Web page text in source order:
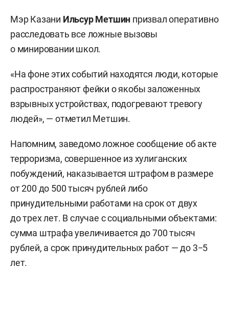
Мэр Казани Ильсур Метшин призвал оперативно
расследовать все ложные вызовы
о минировании школ.
«На фоне этих событий находятся люди, которые
распространяют фейки о якобы заложенных
взрывных устройствах, подогревают тревогу
людей», — отметил Метшин.
Напомним, заведомо ложное сообщение об акте
терроризма, совершенное из хулиганских
побуждений, наказывается штрафом в размере
от 200 до 500 тысяч рублей либо
принудительными работами на срок от двух
до трех лет. В случае с социальными объектами:
сумма штрафа увеличивается до 700 тысяч
рублей, а срок принудительных работ — до 3−5
лет.